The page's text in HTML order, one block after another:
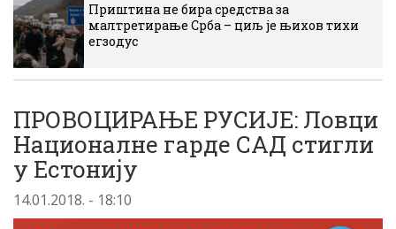
Приштина не бира средства за
малтретирање Срба – циљ је њихов тихи
егзодус
ПРОВОЦИРАЊЕ РУСИЈЕ: Ловци
Националне гарде САД стигли
у Естонију
14.01.2018. - 18:10